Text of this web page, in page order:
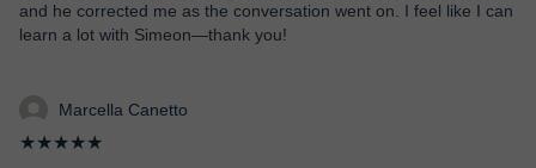
and he corrected me as the conversation went on. I feel like I can
learn a lot with Simeon—thank you!
Marcella Canetto
★★★★★